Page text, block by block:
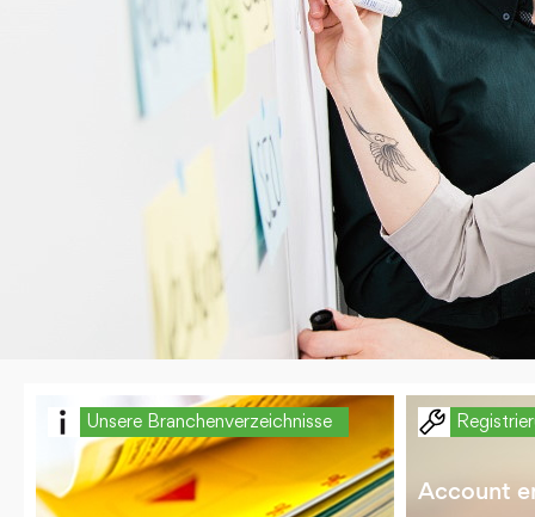
Unsere Branchenverzeichnisse
Account